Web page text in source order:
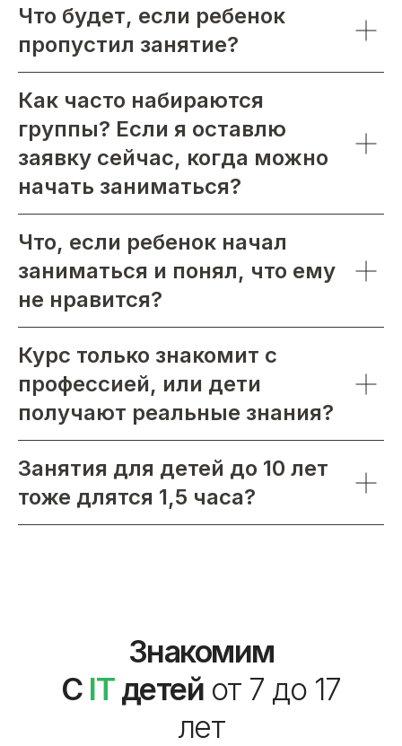
Что будет, если ребенок
пропустил занятие?
Как часто набираются
группы? Если я оставлю
заявку сейчас, когда можно
начать заниматься?
Что, если ребенок начал
заниматься и понял, что ему
не нравится?
Курс только знакомит с
профессией, или дети
получают реальные знания?
Занятия для детей до 10 лет
тоже длятся 1,5 часа?
Знакомим
С IT детей от 7 до 17
лет